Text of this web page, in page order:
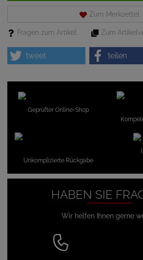
Zum Merkzettel
Fragen zum Artikel Zum
tweet teilen
Geprüfter Online-Shop
Unkomplizierte Rückgabe
HABEN SIE
Wir helfen Ihnen gerne